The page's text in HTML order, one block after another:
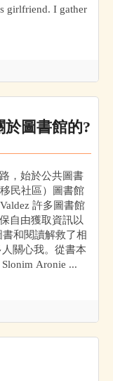
girlfriend. I gather
圖書館的?
，始於公共圖書
民社區）圖書館
許多圖書館
自由獲取資訊以
和閱讀解救了相
關心我。從書本
Aronie ...